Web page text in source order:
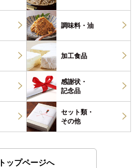
調味料・ 油
加工食品
感謝状・
記念品
セット類・
その他
トップページへ